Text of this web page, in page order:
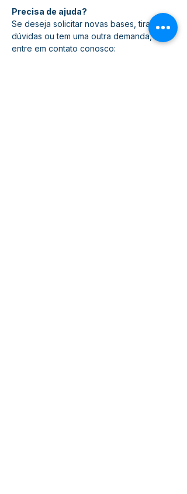
Precisa de ajuda?
Se deseja solicitar novas bases, tirar
dúvidas ou tem uma outra demanda,
entre em contato conosco: